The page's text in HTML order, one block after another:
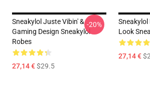
Sneakylol Juste Vibin' &
Gaming Design Sneakylol
Robes
27,14 €$29.5
-20%
Sneakylol
Look
27,14 €